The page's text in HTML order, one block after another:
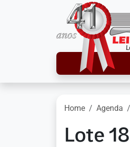
Home Agenda
Lote 18